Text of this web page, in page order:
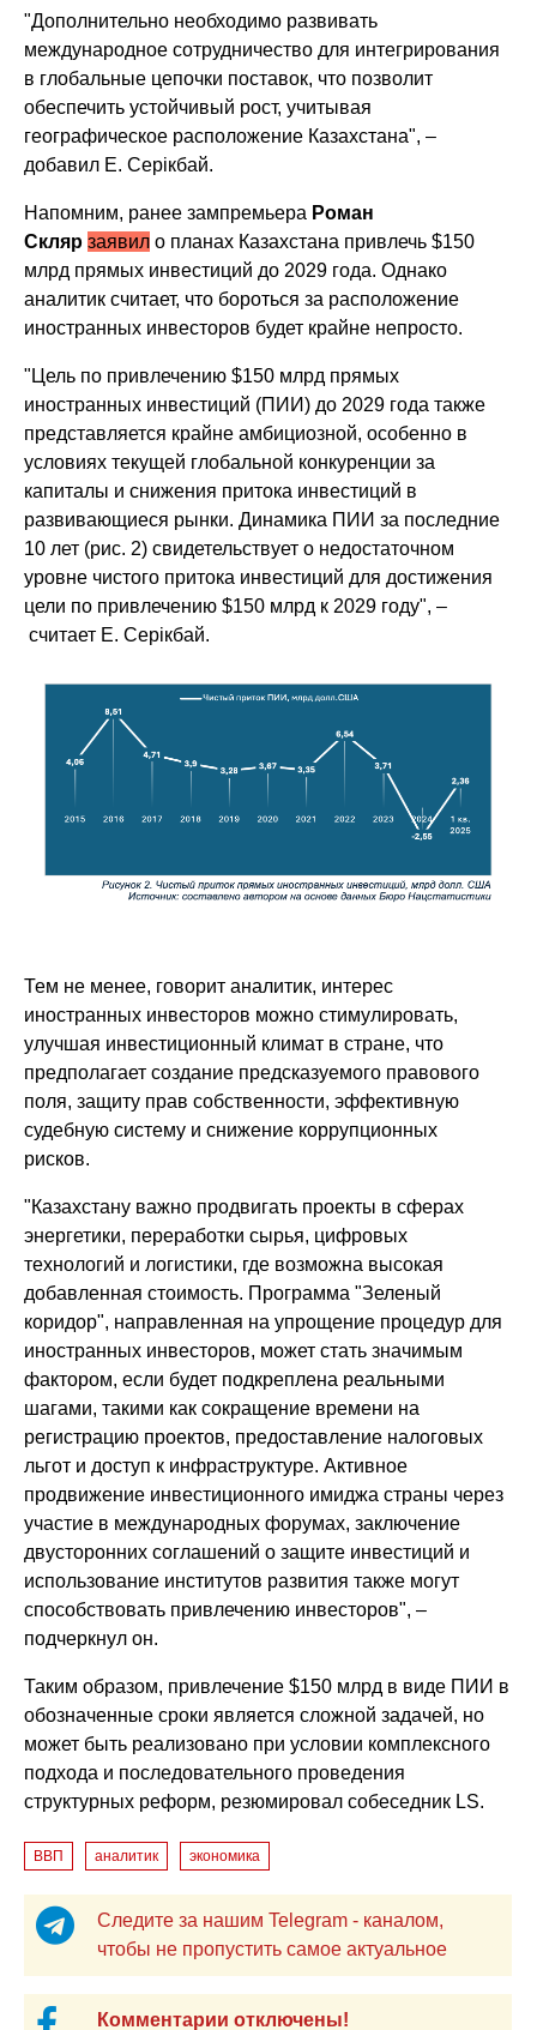
"Дополнительно необходимо развивать
международное сотрудничество для интегрирования
в глобальные цепочки поставок, что позволит
обеспечить устойчивый рост, учитывая
географическое расположение Казахстана", –
добавил Е. Серiкбай.
Напомним, ранее зампремьера Роман
Скляр заявил о планах Казахстана привлечь $150
млрд прямых инвестиций до 2029 года. Однако
аналитик считает, что бороться за расположение
иностранных инвесторов будет крайне непросто.
"Цель по привлечению $150 млрд прямых
иностранных инвестиций (ПИИ) до 2029 года также
представляется крайне амбициозной, особенно в
условиях текущей глобальной конкуренции за
капиталы и снижения притока инвестиций в
развивающиеся рынки. Динамика ПИИ за последние
10 лет (рис. 2) свидетельствует о недостаточном
уровне чистого притока инвестиций для достижения
цели по привлечению $150 млрд к 2029 году", –
считает Е. Серiкбай.
Тем не менее, говорит аналитик, интерес
иностранных инвесторов можно стимулировать,
улучшая инвестиционный климат в стране, что
предполагает создание предсказуемого правового
поля, защиту прав собственности, эффективную
судебную систему и снижение коррупционных
рисков.
"Казахстану важно продвигать проекты в сферах
энергетики, переработки сырья, цифровых
технологий и логистики, где возможна высокая
добавленная стоимость. Программа "Зеленый
коридор", направленная на упрощение процедур для
иностранных инвесторов, может стать значимым
фактором, если будет подкреплена реальными
шагами, такими как сокращение времени на
регистрацию проектов, предоставление налоговых
льгот и доступ к инфраструктуре. Активное
продвижение инвестиционного имиджа страны через
участие в международных форумах, заключение
двусторонних соглашений о защите инвестиций и
использование институтов развития также могут
способствовать привлечению инвесторов", –
подчеркнул он.
Таким образом, привлечение $150 млрд в виде ПИИ в
обозначенные сроки является сложной задачей, но
может быть реализовано при условии комплексного
подхода и последовательного проведения
структурных реформ, резюмировал собеседник LS.
ВВП аналитик экономика
Следите за нашим Telegram - каналом,
чтобы не пропустить самое актуальное
Комментарии отключены!